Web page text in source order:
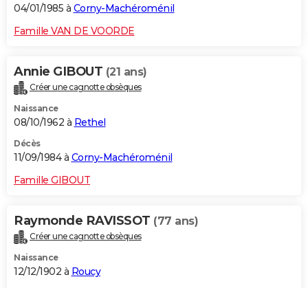
04/01/1985 à Corny-Machéroménil
Famille VAN DE VOORDE
Annie GIBOUT (21 ans)
Créer une cagnotte obsèques
Naissance
08/10/1962 à Rethel
Décès
11/09/1984 à Corny-Machéroménil
Famille GIBOUT
Raymonde RAVISSOT (77 ans)
Créer une cagnotte obsèques
Naissance
12/12/1902 à Roucy